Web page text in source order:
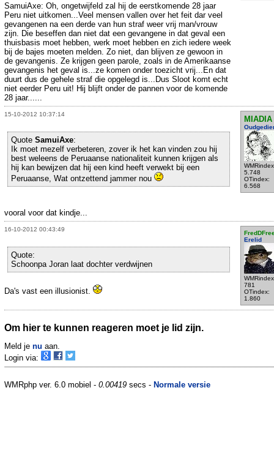
SamuiAxe: Oh, ongetwijfeld zal hij de eerstkomende 28 jaar
Peru niet uitkomen...Veel mensen vallen over het feit dar veel
gevangenen na een derde van hun straf weer vrij man/vrouw
zijn. Die beseffen dan niet dat een gevangene in dat geval een
thuisbasis moet hebben, werk moet hebben en zich iedere week
bij de bajes moeten melden. Zo niet, dan blijven ze gewoon in
de gevangenis. Ze krijgen geen parole, zoals in de Amerikaanse
gevangenis het geval is...ze komen onder toezicht vrij...En dat
duurt dus de gehele straf die opgelegd is...Dus Sloot komt echt
niet eerder Peru uit! Hij blijft onder de pannen voor de komende
28 jaar......
15-10-2012 10:37:14
MIADIA
5.748
OTindex:
6.568
Quote SamuiAxe:
Ik moet mezelf verbeteren, zover ik het kan vinden zou hij
best weleens de Peruaanse nationaliteit kunnen krijgen als
hij kan bewijzen dat hij een kind heeft verwekt bij een
Peruaanse, Wat ontzettend jammer nou
vooral voor dat kindje...
16-10-2012 00:43:49
Erelid
781
OTindex:
1.860
Quote:
Schoonpa Joran laat dochter verdwijnen
Da's vast een illusionist.
Om hier te kunnen reageren moet je lid zijn.
Meld je nu aan.
Login via:
WMRphp ver. 6.0 mobiel - 0.00419 secs - Normale versie